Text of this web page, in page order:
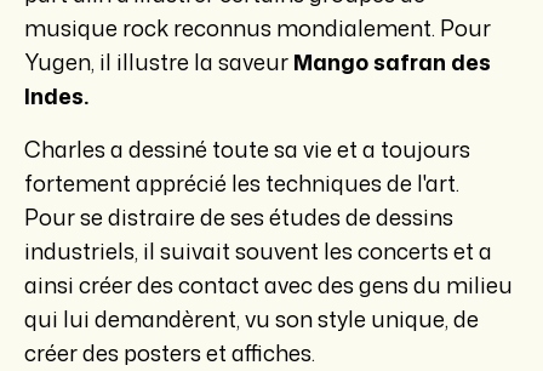
musique rock reconnus mondialement. Pour
Yugen, il illustre la saveurMango safran des
Indes.
Charles a dessiné toute sa vie et a toujours
fortement apprécié les techniques de l'art.
Pour se distraire de ses études de dessins
industriels, il suivait souvent les concerts et a
ainsi créer des contact avec des gens du milieu
qui lui demandèrent, vu son style unique, de
créer des posters et affiches.